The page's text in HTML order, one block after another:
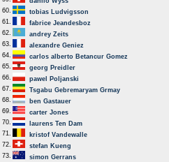
60.
tobias Ludvigsson
61.
fabrice Jeandesboz
62.
andrey Zeits
63.
alexandre Geniez
64.
carlos alberto Betancur Gomez
65.
georg Preidler
66.
pawel Poljanski
67.
Tsgabu Gebremaryam Grmay
68.
ben Gastauer
69.
carter Jones
70.
laurens Ten Dam
71.
kristof Vandewalle
72.
stefan Kueng
73.
simon Gerrans